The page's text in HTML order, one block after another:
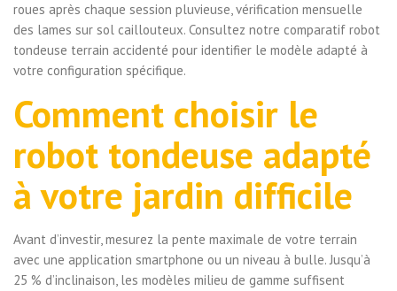
roues après chaque session pluvieuse, vérification mensuelle
des lames sur sol caillouteux. Consultez notre comparatif robot
tondeuse terrain accidenté pour identifier le modèle adapté à
votre configuration spécifique.
Comment choisir le
robot tondeuse adapté
à votre jardin difficile
Avant d’investir, mesurez la pente maximale de votre terrain
avec une application smartphone ou un niveau à bulle. Jusqu’à
25 % d’inclinaison, les modèles milieu de gamme suffisent